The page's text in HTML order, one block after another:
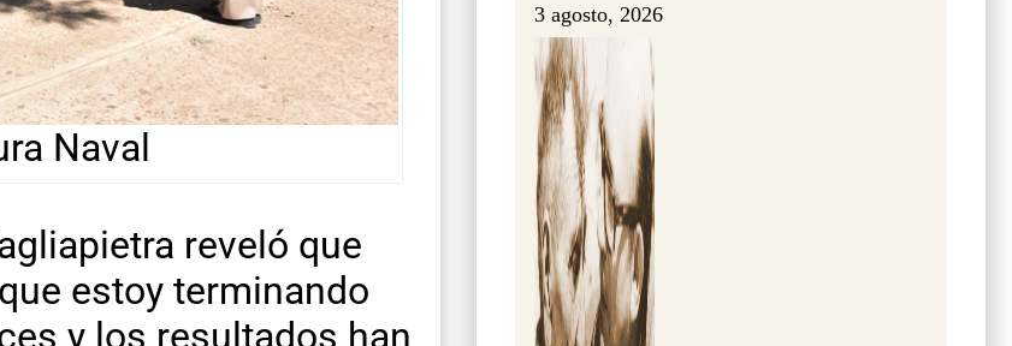
Naval
reveló que
estoy terminando
y los resultados han
3 agosto, 2026